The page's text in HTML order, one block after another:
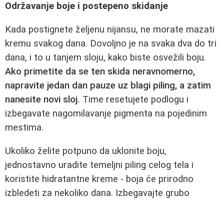
Održavanje boje i postepeno skidanje
Kada postignete željenu nijansu, ne morate mazati
kremu svakog dana. Dovoljno je na svaka dva do tri
dana, i to u tanjem sloju, kako biste osvežili boju.
Ako primetite da se ten skida neravnomerno,
napravite jedan dan pauze uz blagi piling, a zatim
nanesite novi sloj. Time resetujete podlogu i
izbegavate nagomilavanje pigmenta na pojedinim
mestima.
Ukoliko želite potpuno da uklonite boju,
jednostavno uradite temeljni piling celog tela i
koristite hidratantne kreme - boja će prirodno
izbledeti za nekoliko dana. Izbegavajte grubo